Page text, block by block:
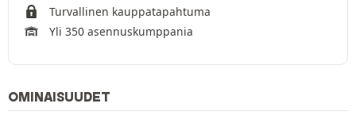
Turvallinen kauppatapahtuma
Yli 350 asennuskumppania
OMINAISUUDET